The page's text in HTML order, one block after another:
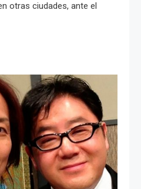
otras ciudades, ante el